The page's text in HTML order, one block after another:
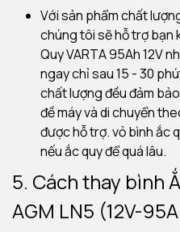
Với sản phẩm chất
chúng tôi sẽ hỗ trợ bạn
Quy VARTA 95Ah 12V
ngay chỉ sau 15 - 30
chất lượng đều đảm
đề máy và di chuyển
được hỗ trợ. vỏ bình ắc
nếu ắc quy để quá lâu.
5. Cách thay bình
AGM LN5 (12V-